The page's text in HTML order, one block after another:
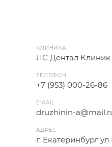
КЛИНИКА
ЛС Дентал Клиник
ТЕЛЕФОН
+7 (953) 000-26-86
EMAIL
druzhinin-
АДРЕС
г. Екатеринбург